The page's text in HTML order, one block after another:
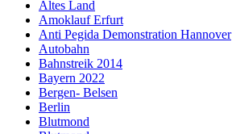
Altes Land
Amoklauf Erfurt
Anti Pegida Demonstration Hannover
Autobahn
Bahnstreik 2014
Bayern 2022
Bergen- Belsen
Berlin
Blutmond